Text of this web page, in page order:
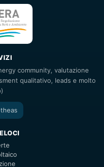
community, valutazione
qualitativo, leads e molto